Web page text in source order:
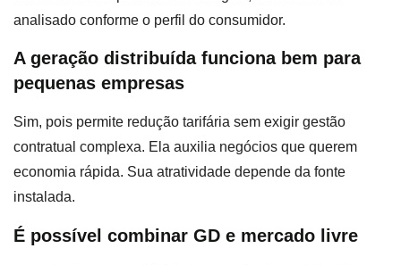
analisado conforme o perfil do consumidor.
A geração distribuída funciona bem para
pequenas empresas
Sim, pois permite redução tarifária sem exigir gestão
contratual complexa. Ela auxilia negócios que querem
economia rápida. Sua atratividade depende da fonte
instalada.
É possível combinar GD e mercado livre